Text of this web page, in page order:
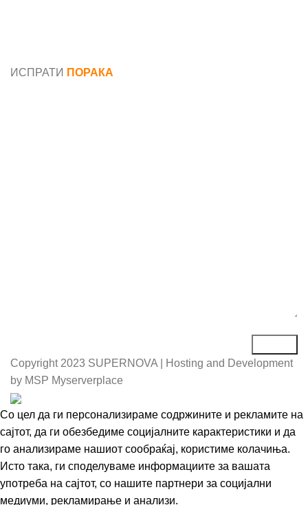
ИСПРАТИ ПОРАКА
Copyright 2023 SUPERNOVA | Hosting and Development
by MSP Myserverplace
Со цел да ги персонализираме содржините и рекламите на
сајтот, да ги обезбедиме социјалните карактеристики и да
го анализираме нашиот сообраќај, користиме колачиња.
Исто така, ги споделуваме информациите за вашата
употреба на сајтот, со нашите партнери за социјални
медиуми, рекламирање и анализи.